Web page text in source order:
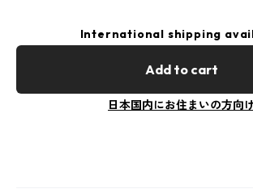
International shipping
Add to cart
日本国内にお住まいの方向